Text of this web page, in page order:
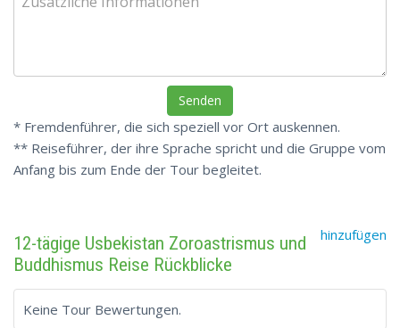
* Fremdenführer, die sich speziell vor Ort auskennen.
** Reiseführer, der ihre Sprache spricht und die Gruppe vom
Anfang bis zum Ende der Tour begleitet.
hinzufügen
12-tägige Usbekistan Zoroastrismus und
Buddhismus Reise Rückblicke
Keine Tour Bewertungen.